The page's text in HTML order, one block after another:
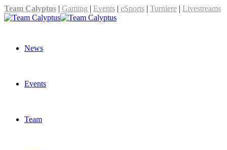
Team Calyptus | Gaming | Events | eSports | Turniere | Livestreams
News
Events
Team